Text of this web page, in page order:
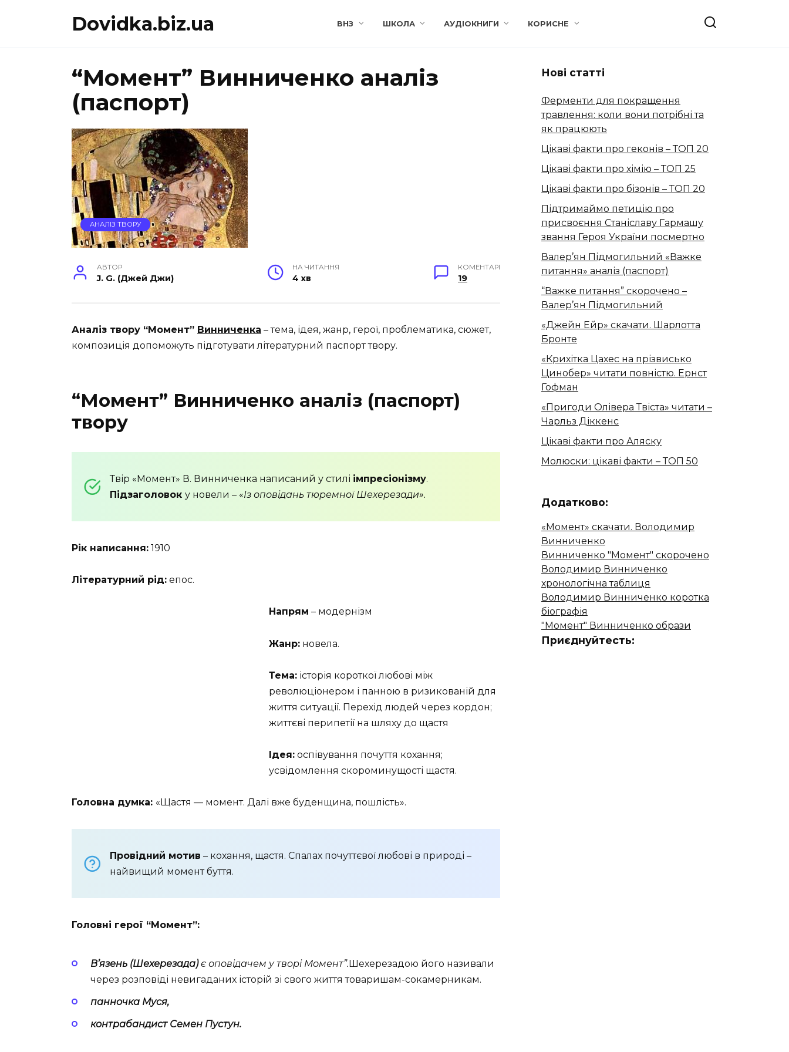
Dovidka.biz.ua ВНЗ ШКОЛА АУДІОКНИГИ КОРИСНЕ
“Момент” Винниченко аналіз
(паспорт)
АНАЛІЗ ТВОРУ
АВТОР
J. G. (Джей Джи)
НА ЧИТАННЯ
4 хв
КОМЕНТАРІ
19
Аналіз твору “Момент” Винниченка – тема, ідея, жанр, герої, проблематика, сюжет,
композиція допоможуть підготувати літературний паспорт твору.
“Момент” Винниченко аналіз (паспорт)
твору
Твір «Момент» В. Винниченка написаний у стилі імпресіонізму.
Підзаголовок у новели – «Із оповідань тюремної Шехерезади».
Рік написання: 1910
Літературний рід: епос.
Напрям – модернізм
Жанр: новела.
Тема: історія короткої любові між
революціонером і панною в ризи­кованій для
життя ситуації. Перехід людей через кордон;
життєві перипетії на шляху до щастя
Ідея: оспівування почуття кохання;
усвідомлення скороминущості щастя.
Головна думка: «Щастя — момент. Далі вже буденщина, пошлість».
Провідний мотив – кохання, щастя. Спалах почуттєвої любові в природі –
найвищий момент буття.
Головні герої “Момент”:
В’язень (Шехерезада)є оповідачем у творі Момент”.Шехерезадою його називали
через розповіді невигаданих історій зі свого життя товаришам-сокамерникам.
панночка Муся,
контрабандист Семен Пустун.
Нові статті
Ферменти для покращення
травлення: коли вони потрібні та
як працюють
Цікаві факти про геконів – ТОП 20
Цікаві факти про хімію – ТОП 25
Цікаві факти про бізонів – ТОП 20
Підтримаймо петицію про
присвоєння Станіславу Гармашу
звання Героя України посмертно
Валер’ян Підмогильний «Важке
питання» аналіз (паспорт)
“Важке питання” скорочено –
Валер’ян Підмогильний
«Джейн Ейр» скачати. Шарлотта
Бронте
«Крихітка Цахес на прізвисько
Цинобер» читати повністю. Ернст
Гофман
«Пригоди Олівера Твіста» читати –
Чарльз Діккенс
Цікаві факти про Аляску
Молюски: цікаві факти – ТОП 50
Додатково:
«Момент» скачати. Володимир
Винниченко
Винниченко "Момент" скорочено
Володимир Винниченко
хронологічна таблиця
Володимир Винниченко коротка
біографія
"Момент" Винниченко образи
Приєднуйтесть: